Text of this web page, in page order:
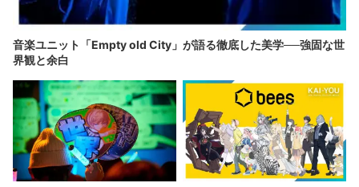
音楽ユニット「Empty old City」が語る徹底した美学──強固な世
界観と余白